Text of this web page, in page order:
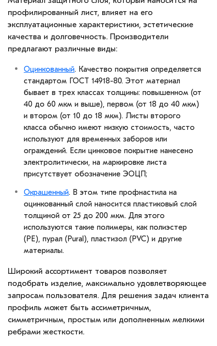
профилированный лист, влияет на его
эксплуатационные характеристики, эстетические
качества и долговечность. Производители
предлагают различные виды:
Оцинкованный. Качество покрытия определяется
стандартом ГОСТ 14918-80. Этот материал
бывает в трех классах толщины: повышенном (от
40 до 60 мкм и выше), первом (от 18 до 40 мкм)
и втором (от 10 до 18 мкм). Листы второго
класса обычно имеют низкую стоимость, часто
используют для временных заборов или
ограждений. Если цинковое покрытие нанесено
электролитически, на маркировке листа
присутствует обозначение ЭОЦП;
Окрашенный. В этом типе профнастила на
оцинкованный слой наносится пластиковый слой
толщиной от 25 до 200 мкм. Для этого
используются такие полимеры, как полиэстер
(PE), пурал (Pural), пластизол (PVC) и другие
материалы.
Широкий ассортимент товаров позволяет
подобрать изделие, максимально удовлетворяющее
запросам пользователя. Для решения задач клиента
профиль может быть ассиметричным,
симметричным, простым или дополненным мелкими
ребрами жесткости.